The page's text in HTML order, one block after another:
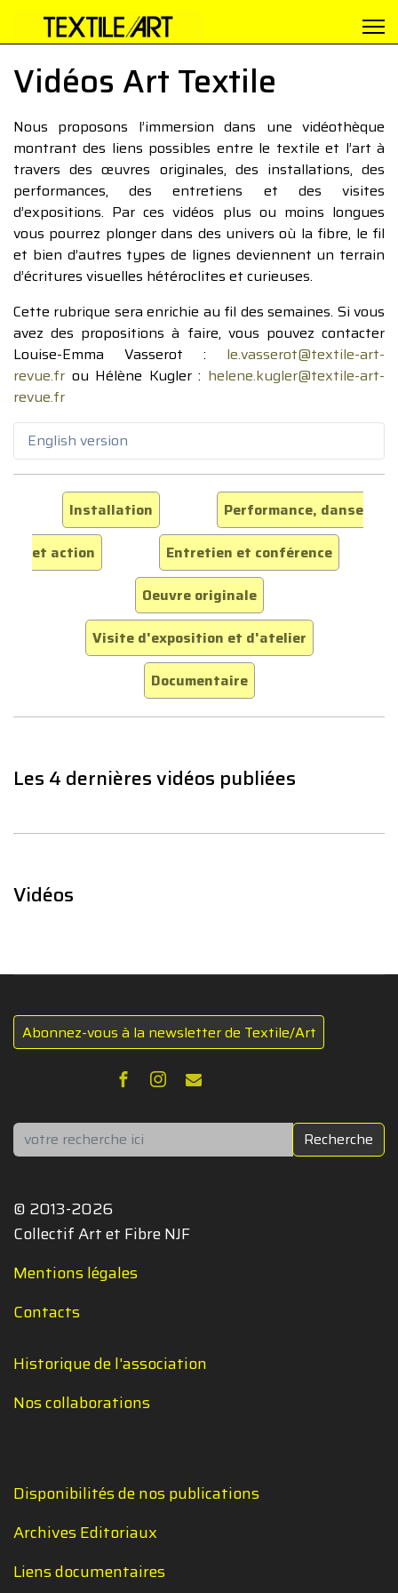
Vidéos Art Textile
Nous proposons l’immersion dans une vidéothèque
montrant des liens possibles entre le textile et l’art à
travers des œuvres originales, des installations, des
performances, des entretiens et des visites
d’expositions. Par ces vidéos plus ou moins longues
vous pourrez plonger dans des univers où la fibre, le fil
et bien d’autres types de lignes deviennent un terrain
d’écritures visuelles hétéroclites et curieuses.
Cette rubrique sera enrichie au fil des semaines. Si vous
avez des propositions à faire, vous pouvez contacter
Louise-Emma Vasserot : le.vasserot@textile-art-
revue.fr ou Hélène Kugler : helene.kugler@textile-art-
revue.fr
English version
Installation
Performance, danse
et action
Entretien et conférence
Oeuvre originale
Visite d'exposition et d'atelier
Documentaire
Les 4 dernières vidéos publiées
Vidéos
Abonnez-vous à la newsletter de Textile/Art
Rechercher Recherche
© 2013-2026
Collectif Art et Fibre NJF
Mentions légales
Contacts
Historique de l'association
Nos collaborations
Disponibilités de nos publications
Archives Editoriaux
Liens documentaires